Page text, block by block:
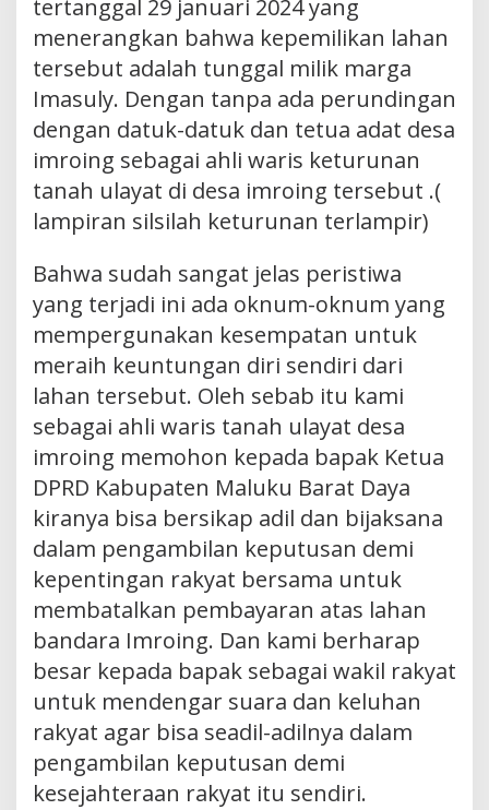
tertanggal 29 januari 2024 yang
menerangkan bahwa kepemilikan lahan
tersebut adalah tunggal milik marga
Imasuly. Dengan tanpa ada perundingan
dengan datuk-datuk dan tetua adat desa
imroing sebagai ahli waris keturunan
tanah ulayat di desa imroing tersebut .(
lampiran silsilah keturunan terlampir)
Bahwa sudah sangat jelas peristiwa
yang terjadi ini ada oknum-oknum yang
mempergunakan kesempatan untuk
meraih keuntungan diri sendiri dari
lahan tersebut. Oleh sebab itu kami
sebagai ahli waris tanah ulayat desa
imroing memohon kepada bapak Ketua
DPRD Kabupaten Maluku Barat Daya
kiranya bisa bersikap adil dan bijaksana
dalam pengambilan keputusan demi
kepentingan rakyat bersama untuk
membatalkan pembayaran atas lahan
bandara Imroing. Dan kami berharap
besar kepada bapak sebagai wakil rakyat
untuk mendengar suara dan keluhan
rakyat agar bisa seadil-adilnya dalam
pengambilan keputusan demi
kesejahteraan rakyat itu sendiri.